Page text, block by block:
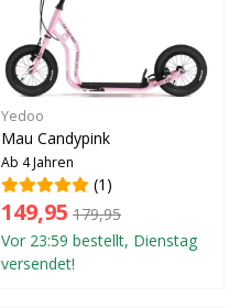
Yedoo
Mau Candypink
Ab 4 Jahren
(1)
149,95 179,95
Vor 23:59 bestellt, Dienstag
versendet!